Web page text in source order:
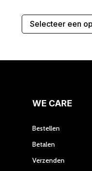
Selecteer een
WE CARE
Bestellen
Betalen
Verzenden